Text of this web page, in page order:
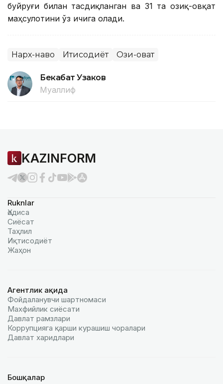
буйруғи билан тасдиқланган ва 31 та озиқ-овқат
маҳсулотини ўз ичига олади.
Нарх-наво Иқтисодиёт Озиқ-овқат
Бекабат Узаков
Муаллиф
KAZINFORM
Ruknlar
Ҳодиса
Сиёсат
Таҳлил
Иқтисодиёт
Жаҳон
Агентлик ҳақида
Фойдаланувчи шартномаси
Махфийлик сиёсати
Давлат рамзлари
Коррупцияга қарши курашиш чоралари
Давлат харидлари
Бошқалар